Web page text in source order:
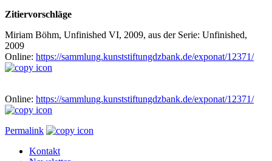
Zitiervorschläge
Miriam Böhm, Unfinished VI, 2009, aus der Serie: Unfinished,
2009
Online: https://sammlung.kunststiftungdzbank.de/exponat/12371/
Online: https://sammlung.kunststiftungdzbank.de/exponat/12371/
Permalink
Kontakt